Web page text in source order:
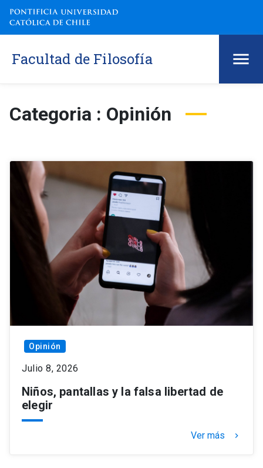
Facultad de Filosofía
Categoria : Opinión
Opinión
Julio 8, 2026
Niños, pantallas y la falsa libertad de
elegir
Ver más keyboard_arrow_right